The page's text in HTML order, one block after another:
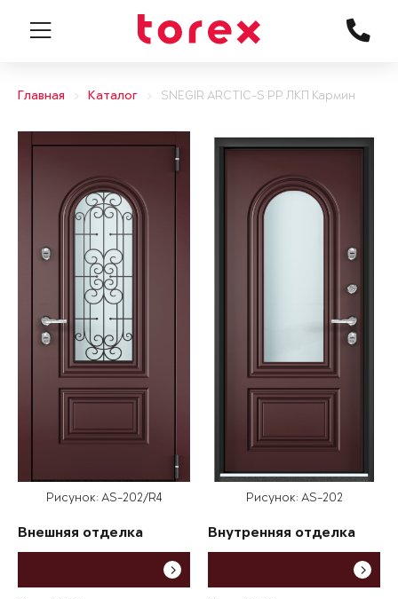
Главная Каталог SNEGIR ARCTIC-S PP ЛКП Кармин
Рисунок: AS-202/R4
Внешняя отделка
Рисунок: AS-202
Внутренняя отделка